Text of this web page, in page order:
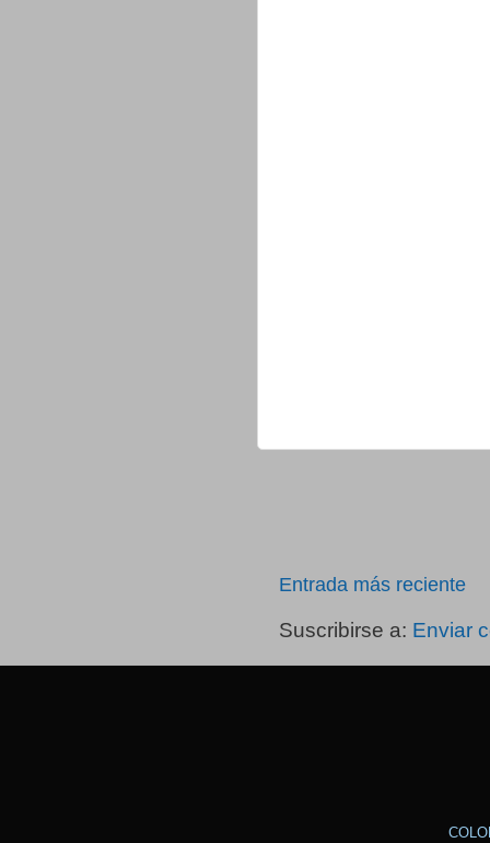
Entrada más reciente
Suscribirse a: Enviar